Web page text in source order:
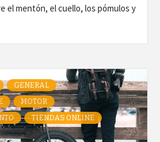
el mentón, el cuello, los pómulos y
GENERAL
MOTOR
TIENDAS ONLINE